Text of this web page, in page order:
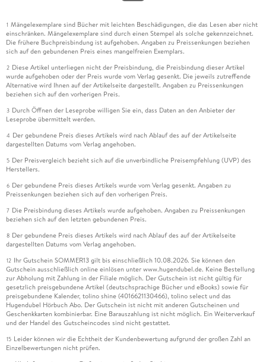
1 Mängelexemplare sind Bücher mit leichten Beschädigungen, die das Lesen aber nicht
einschränken. Mängelexemplare sind durch einen Stempel als solche gekennzeichnet.
Die frühere Buchpreisbindung ist aufgehoben. Angaben zu Preissenkungen beziehen
sich auf den gebundenen Preis eines mangelfreien Exemplars.
2 Diese Artikel unterliegen nicht der Preisbindung, die Preisbindung dieser Artikel
wurde aufgehoben oder der Preis wurde vom Verlag gesenkt. Die jeweils zutreffende
Alternative wird Ihnen auf der Artikelseite dargestellt. Angaben zu Preissenkungen
beziehen sich auf den vorherigen Preis.
3 Durch Öffnen der Leseprobe willigen Sie ein, dass Daten an den Anbieter der
Leseprobe übermittelt werden.
4 Der gebundene Preis dieses Artikels wird nach Ablauf des auf der Artikelseite
dargestellten Datums vom Verlag angehoben.
5 Der Preisvergleich bezieht sich auf die unverbindliche Preisempfehlung (UVP) des
Herstellers.
6 Der gebundene Preis dieses Artikels wurde vom Verlag gesenkt. Angaben zu
Preissenkungen beziehen sich auf den vorherigen Preis.
7 Die Preisbindung dieses Artikels wurde aufgehoben. Angaben zu Preissenkungen
beziehen sich auf den letzten gebundenen Preis.
8 Der gebundene Preis dieses Artikels wird nach Ablauf des auf der Artikelseite
dargestellten Datums vom Verlag angehoben.
12 Ihr Gutschein SOMMER13 gilt bis einschließlich 10.08.2026. Sie können den
Gutschein ausschließlich online einlösen unter www.hugendubel.de. Keine Bestellung
zur Abholung mit Zahlung in der Filiale möglich. Der Gutschein ist nicht gültig für
gesetzlich preisgebundene Artikel (deutschsprachige Bücher und eBooks) sowie für
preisgebundene Kalender, tolino shine (4016621130466), tolino select und das
Hugendubel Hörbuch Abo. Der Gutschein ist nicht mit anderen Gutscheinen und
Geschenkkarten kombinierbar. Eine Barauszahlung ist nicht möglich. Ein Weiterverkauf
und der Handel des Gutscheincodes sind nicht gestattet.
15 Leider können wir die Echtheit der Kundenbewertung aufgrund der großen Zahl an
Einzelbewertungen nicht prüfen.